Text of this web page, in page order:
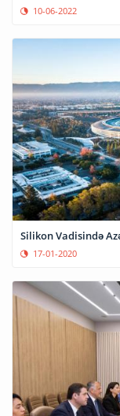
10-06-2022
Silikon Vadisində
17-01-2020